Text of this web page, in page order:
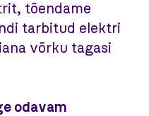
tõendame
tarbitud elektri
võrku tagasi
odavam